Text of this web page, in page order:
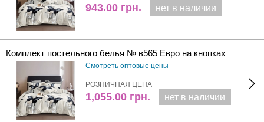
943.00 грн. нет в наличии
Комплект постельного белья № в565 Евро на кнопках
Смотреть оптовые цены
РОЗНИЧНАЯ ЦЕНА
1,055.00 грн. нет в наличии